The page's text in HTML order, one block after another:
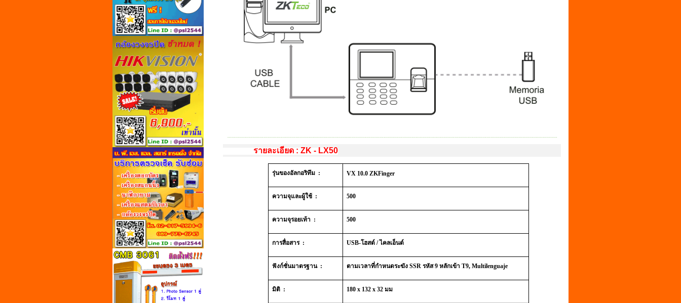
รายละเอียด : ZK - LX50
รุ่นของอัลกอริทึม : VX 10.0 ZKFinger
ความจุและผู้ใช้ : 500
ความจุรอยเท้า : 500
การสื่อสาร : USB-โฮสต์ / ไคลเอ็นต์
ฟังก์ชั่นมาตรฐาน : ตามเวลาที่กำหนดระฆังSSRรหัส9หลักเข้าT9, Multilenguaje
มิติ : 180 x 132 x 32มม